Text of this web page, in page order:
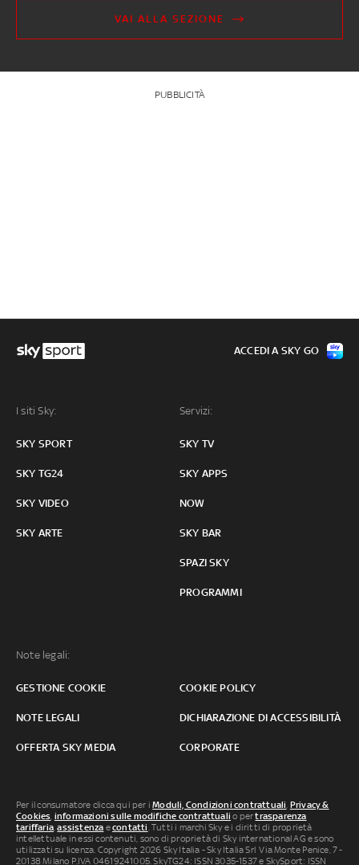
VAI ALLA SEZIONE
PUBBLICITÀ
I siti Sky:
SKY SPORT
SKY TG24
SKY VIDEO
SKY ARTE
Servizi:
SKY TV
SKY APPS
NOW
SKY BAR
SPAZI SKY
PROGRAMMI
Note legali:
GESTIONE COOKIE COOKIE POLICY
NOTE LEGALI DICHIARAZIONE DI ACCESSIBILITÀ
OFFERTA SKY MEDIA CORPORATE
ACCEDI A SKY GO
Per il consumatore clicca qui per iModuli, Condizioni contrattuali, Privacy &
Cookies, informazioni sulle modifiche contrattuali o pertrasparenza
tariffaria,assistenza econtatti. Tutti i marchi Sky e i diritti di proprietà
intellettuale in essi contenuti, sono di proprietà di Sky international AG e sono
utilizzati su licenza. Copyright 2026 Sky Italia - Sky Italia Srl Via Monte Penice, 7 -
20138 Milano P.IVA 04619241005. SkyTG24: ISSN 3035-1537 e SkySport: ISSN